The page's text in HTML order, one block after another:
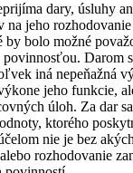
dary, úsluhy
jeho
by bolo možné
Darom
iná nepeňažná
jeho funkcie,
úloh. Za dar
ktorého
nie je bez
rozhodovanie